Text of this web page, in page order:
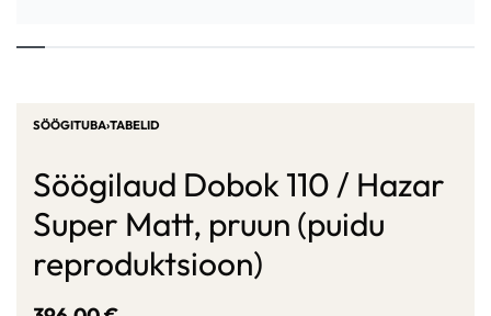
SÖÖGITUBA›TABELID
Söögilaud Dobok 110 / Hazar
Super Matt, pruun (puidu
reproduktsioon)